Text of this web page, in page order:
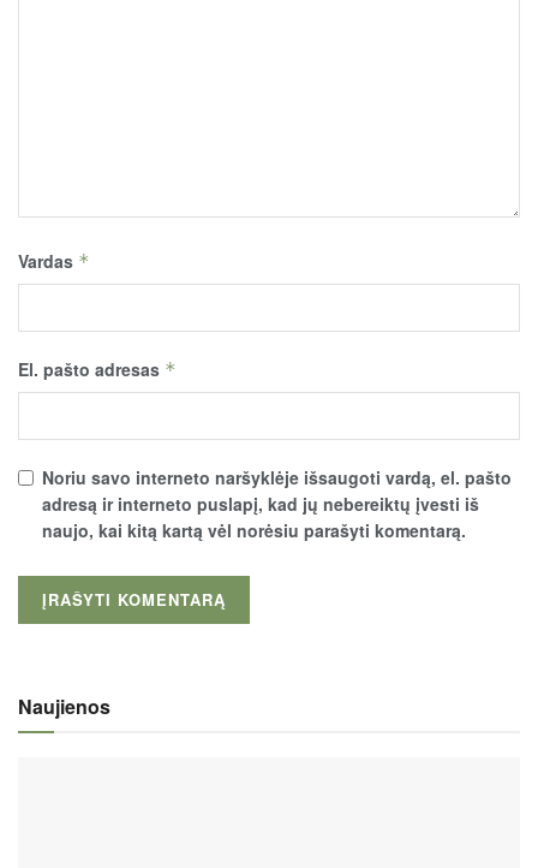
Vardas *
El. pašto adresas *
Noriu savo interneto naršyklėje išsaugoti vardą, el. pašto
adresą ir interneto puslapį, kad jų nebereiktų įvesti iš
naujo, kai kitą kartą vėl norėsiu parašyti komentarą.
Naujienos